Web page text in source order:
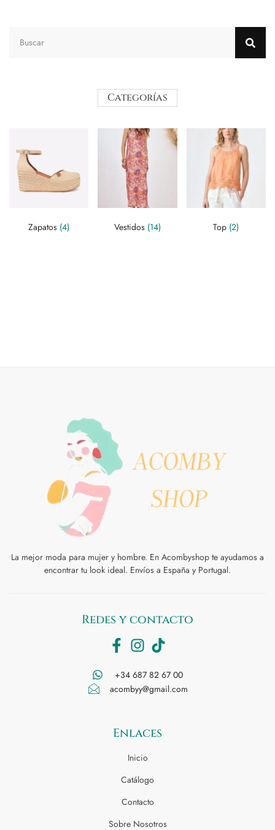
Categorías
Zapatos (4) Vestidos (14) Top (2)
La mejor moda para mujer y hombre. En Acombyshop te ayudamos a
encontrar tu look ideal. Envíos a España y Portugal.
Redes y contacto
+34 687 82 67 00
acombyy@gmail.com
Enlaces
Inicio
Catálogo
Contacto
Sobre Nosotros